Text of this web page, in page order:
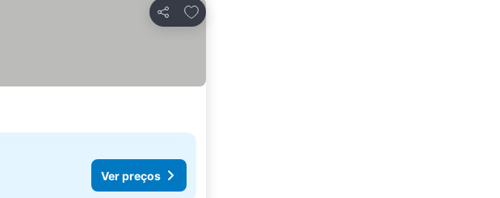
Partilhar
Adicionar aos favoritos
Ver preços